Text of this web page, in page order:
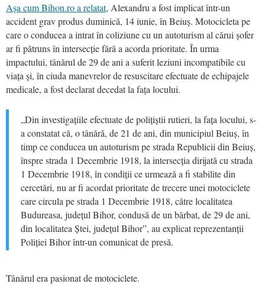
Așa cum Bihon.ro a relatat, Alexandru a fost implicat într-un
accident grav produs duminică, 14 iunie, în Beiuș. Motocicleta pe
care o conducea a intrat în coliziune cu un autoturism al cărui șofer
ar fi pătruns în intersecție fără a acorda prioritate. În urma
impactului, tânărul de 29 de ani a suferit leziuni incompatibile cu
viața și, în ciuda manevrelor de resuscitare efectuate de echipajele
medicale, a fost declarat decedat la fața locului.
„Din investigațiile efectuate de polițiștii rutieri, la fața locului, s-
a constatat că, o tânără, de 21 de ani, din municipiul Beiuș, în
timp ce conducea un autoturism pe strada Republicii din Beiuș,
înspre strada 1 Decembrie 1918, la intersecția dirijată cu strada
1 Decembrie 1918, în condiții ce urmează a fi stabilite din
cercetări, nu ar fi acordat prioritate de trecere unei motociclete
care circula pe strada 1 Decembrie 1918, către localitatea
Budureasa, județul Bihor, condusă de un bărbat, de 29 de ani,
din localitatea Ștei, județul Bihor”, au explicat reprezentanții
Poliției Bihor într-un comunicat de presă.
Tânărul era pasionat de motociclete.